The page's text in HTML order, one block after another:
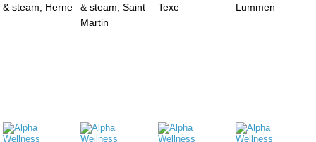
& steam, Herne
& steam, Saint
Martin
Texe
Lummen